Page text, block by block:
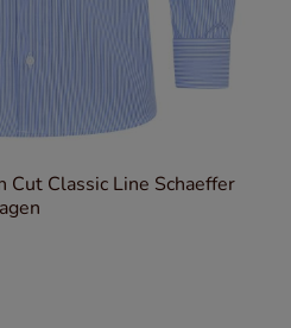
Classic Line Schaeffer